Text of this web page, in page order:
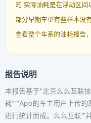
的 实际油耗是在浮动区间
部分早期车型有些样本没
查看整个车系的油耗报告
报告说明
本报告基于"北京么么互联
耗"™App的车主用户上传的
进行统计而成。么么互联™